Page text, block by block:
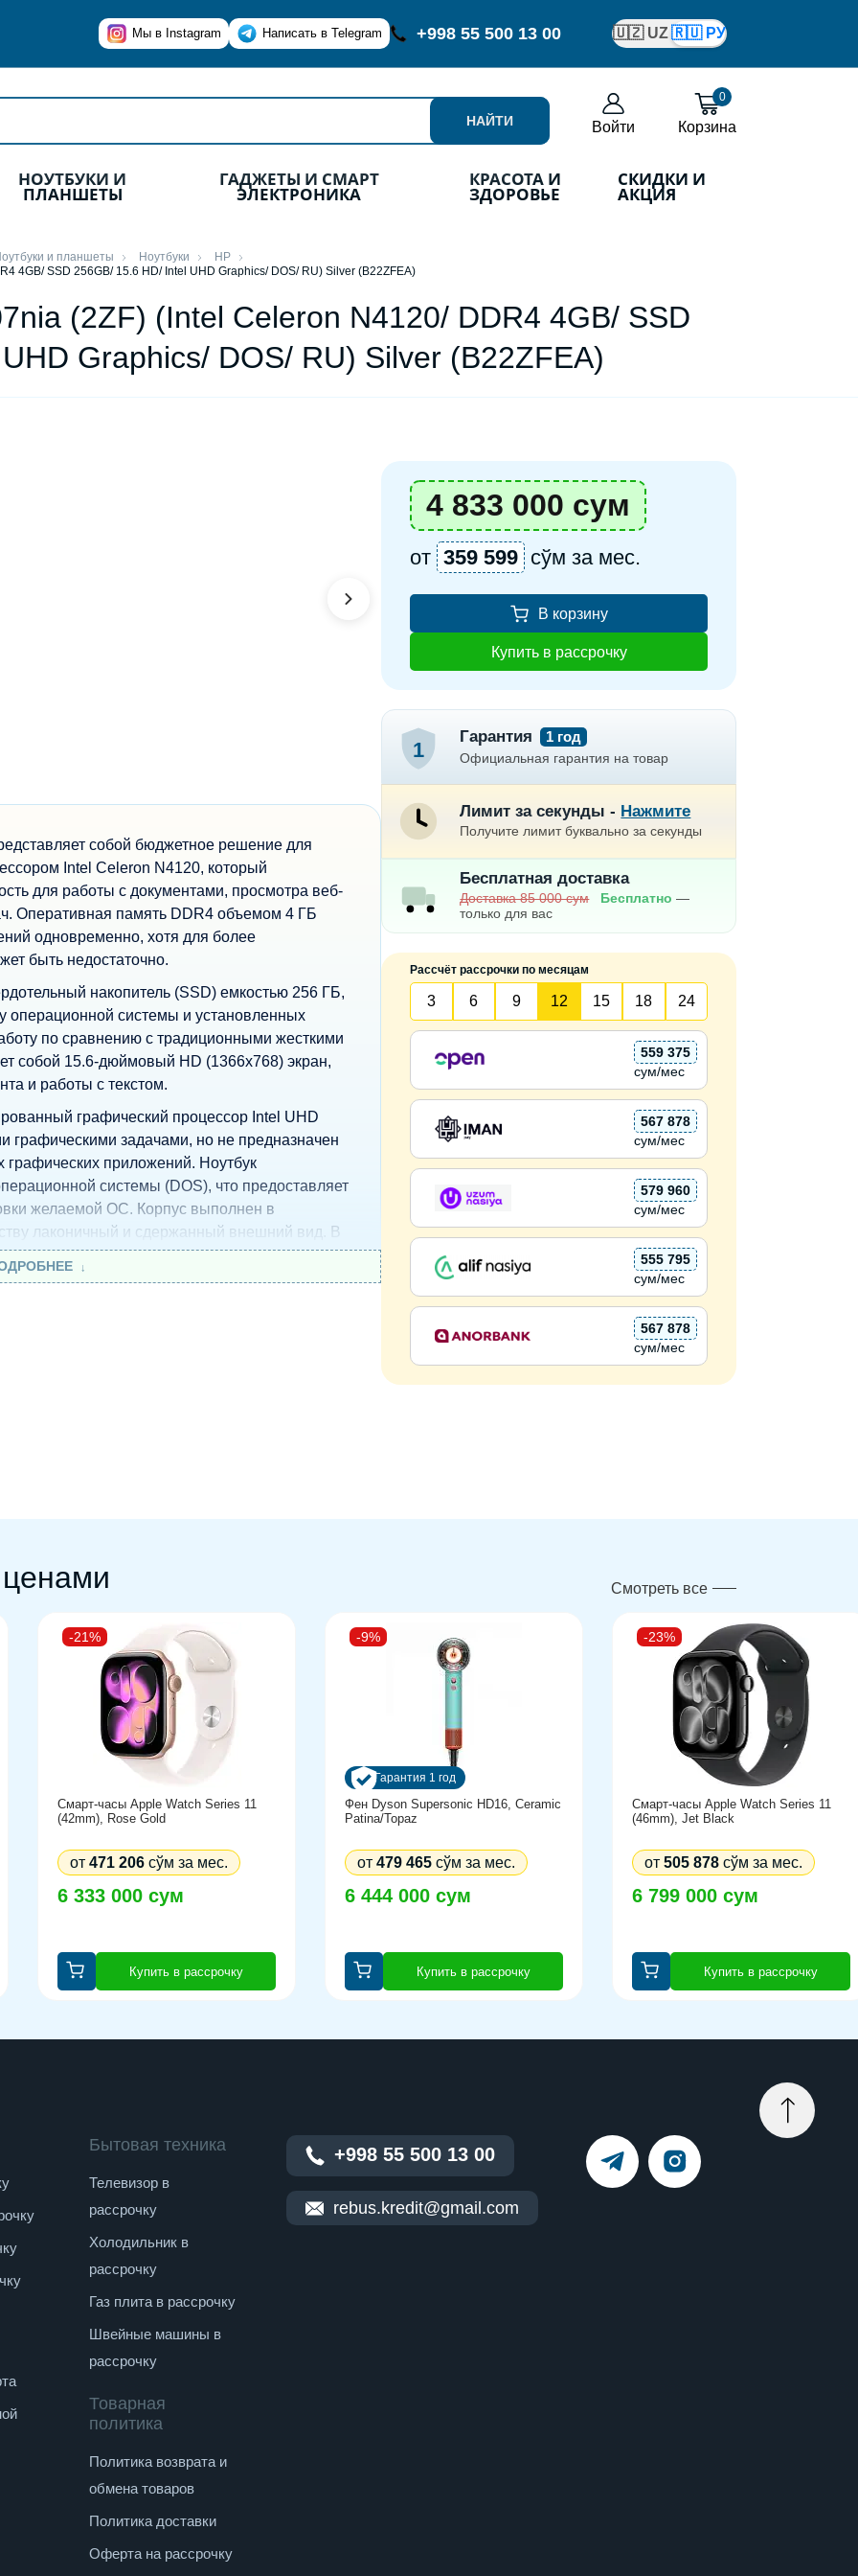
Мы в Instagram Написать в Telegram +998 55 500 13 00 🇺🇿 UZ🇷🇺 РУ
НАЙТИ Войти
0
Корзина
НОУТБУКИ И
ПЛАНШЕТЫ
ГАДЖЕТЫ И СМАРТ
ЭЛЕКТРОНИКА
КРАСОТА И
ЗДОРОВЬЕ
СКИДКИ И
АКЦИЯ
и планшеты Ноутбуки
HP
4GB/ SSD 256GB/ 15.6 HD/ Intel UHD Graphics/ DOS/ RU) Silver (B22ZFEA)
(2ZF) (Intel Celeron N4120/ DDR4 4GB/ SSD
Graphics/ DOS/ RU) Silver (B22ZFEA)
собой бюджетное решение для
Intel Celeron N4120, который
для работы с документами, просмотра веб-
Оперативная память DDR4 объемом 4 ГБ
одновременно, хотя для более
быть недостаточно.
накопитель (SSD) емкостью 256 ГБ,
операционной системы и установленных
по сравнению с традиционными жесткими
собой 15.6-дюймовый HD (1366x768) экран,
и работы с текстом.
графический процессор Intel UHD
графическими задачами, но не предназначен
графических приложений. Ноутбук
системы (DOS), что предоставляет
желаемой ОС. Корпус выполнен в
лаконичный и сдержанный внешний вид. В
и доступным ноутбуком для
необходим базовый функционал для учебы,
4 833 000 сум
от 359 599 сўм за мес.
В корзину
Купить в рассрочку
1
Гарантия 1 год
Официальная гарантия на товар
Лимит за секунды - Нажмите
Получите лимит буквально за секунды
Бесплатная доставка
Доставка 85 000 сум Бесплатно —
только для вас
Рассчёт рассрочки по месяцам
3 6 9 12 15 18 24
559 375
сум/мес
567 878
сум/мес
579 960
сум/мес
555 795
сум/мес
567 878
сум/мес
Смотреть все
-21%
Смарт-часы Apple Watch Series 11
(42mm), Rose Gold
6 333 000 сум
от 471 206 сўм за мес.
Купить в рассрочку
-9%
Гарантия 1 год
Фен Dyson Supersonic HD16, Ceramic
Patina/Topaz
6 444 000 сум
от 479 465 сўм за мес.
Купить в рассрочку
-23%
Смарт-часы Apple Watch Series 11
(46mm), Jet Black
6 799 000 сум
от 505 878 сўм за мес.
Купить в рассрочку
Бытовая техника
Телевизор в
рассрочку
Холодильник в
рассрочку
Газ плита в рассрочку
Швейные машины в
рассрочку
Товарная
политика
Политика возврата и
обмена товаров
Политика доставки
Оферта на рассрочку
+998 55 500 13 00
rebus.kredit@gmail.com